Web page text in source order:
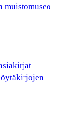
muistomuseo